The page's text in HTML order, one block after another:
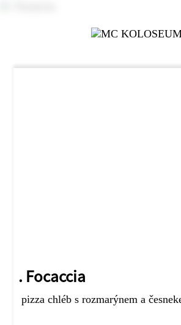
. Focaccia
pizza chléb s rozmarýnem a